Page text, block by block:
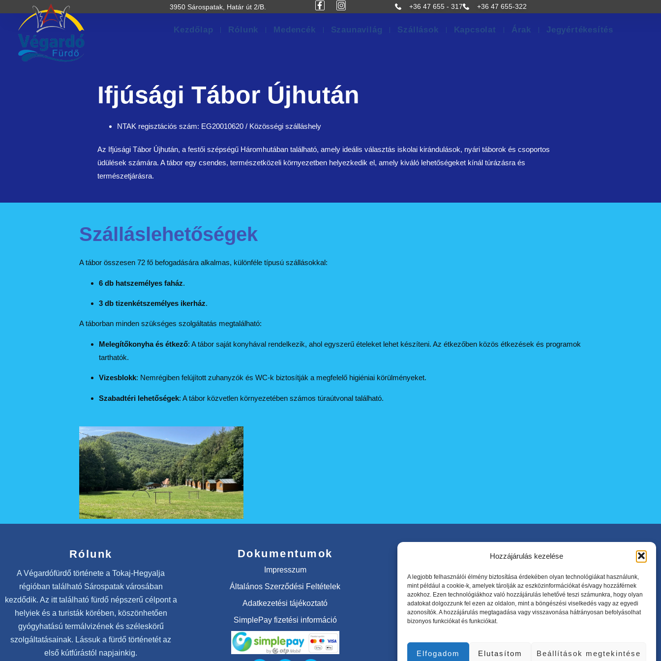
Hozzájárulás kezelése
A legjobb felhasználói élmény biztosítása érdekében olyan technológiákat használunk,
mint például a cookie-k, amelyek tárolják az eszközinformációkat és/vagy hozzáférnek
azokhoz. Ezen technológiákhoz való hozzájárulás lehetővé teszi számunkra, hogy olyan
adatokat dolgozzunk fel ezen az oldalon, mint a böngészési viselkedés vagy az egyedi
azonosítók. A hozzájárulás megtagadása vagy visszavonása hátrányosan befolyásolhat
bizonyos funkciókat és funkciókat.
Elfogadom Elutasítom Beállítások megtekintése
3950 Sárospatak, Határ út 2/B. +36 47 655 - 317 +36 47 655-322
Kezdőlap Rólunk Medencék Szaunavilág Szállások Kapcsolat Árak Jegyértékesítés
Ifjúsági Tábor Újhután
NTAK regisztációs szám: EG20010620 / Közösségi szálláshely
Az Ifjúsági Tábor Újhután, a festői szépségű Háromhutában található, amely ideális választás iskolai kirándulások, nyári táborok és csoportos
üdülések számára. A tábor egy csendes, természetközeli környezetben helyezkedik el, amely kiváló lehetőségeket kínál túrázásra és
természetjárásra.
Szálláslehetőségek
A tábor összesen 72 fő befogadására alkalmas, különféle típusú szállásokkal:
6 db hatszemélyes faház.
3 db tizenkétszemélyes ikerház.
A táborban minden szükséges szolgáltatás megtalálható:
Melegítőkonyha és étkező: A tábor saját konyhával rendelkezik, ahol egyszerű ételeket lehet készíteni. Az étkezőben közös étkezések és programok
tarthatók.
Vizesblokk: Nemrégiben felújított zuhanyzók és WC-k biztosítják a megfelelő higiéniai körülményeket.
Szabadtéri lehetőségek: A tábor közvetlen környezetében számos túraútvonal található.
Rólunk
A Végardófürdő története a Tokaj-Hegyalja
régióban található Sárospatak városában
kezdődik. Az itt található fürdő népszerű célpont a
helyiek és a turisták körében, köszönhetően
gyógyhatású termálvizének és széleskörű
szolgáltatásainak. Lássuk a fürdő történetét az
első kútfúrástól napjainkig.
Dokumentumok
Impresszum
Általános Szerződési Feltételek
Adatkezetési tájékoztató
SimplePay fizetési információ
Kapcsolatfelvétel
vegardofurdo@vegardofurdo.hu
Nyitva: Hétfő-Vasárnap - 8:00 - 20:00
Jegypénztár:
+36 47 655 - 322